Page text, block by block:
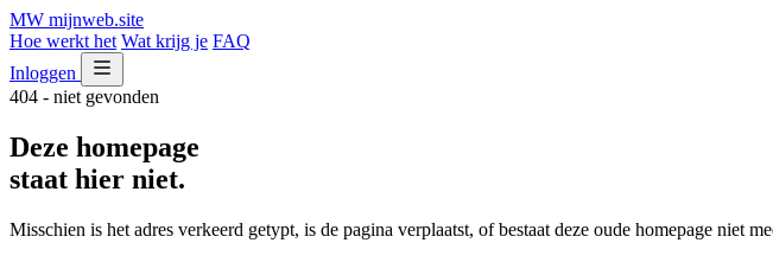
MW mijnweb.site
Hoe werkt het Wat krijg je FAQ
Inloggen
404 - niet gevonden
Deze homepage
staat hier niet.
Misschien is het adres verkeerd getypt, is de pagina verplaatst, of bestaat deze oude homepage niet